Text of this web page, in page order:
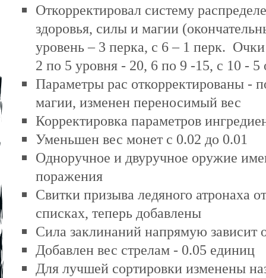
Откорректировал систему
здоровья, силы и магии
уровень – 3 перка, с 6 – 1 перк. Очки
2 по 5 уровня - 20, 6 по 9 -15, с 10 - 5
Параметры рас откорректированы -
магии, изменен переносимый вес
Корректировка параметров
Уменьшен вес монет с 0.02 до 0.01
Одноручное и двуручное оружие
поражения
Свитки призыва ледяного атронаха
списках, теперь добавлены
Cила заклинаний напрямую зависит
Добавлен вес стрелам - 0.05 единиц
Для лучшей сортировки изменены